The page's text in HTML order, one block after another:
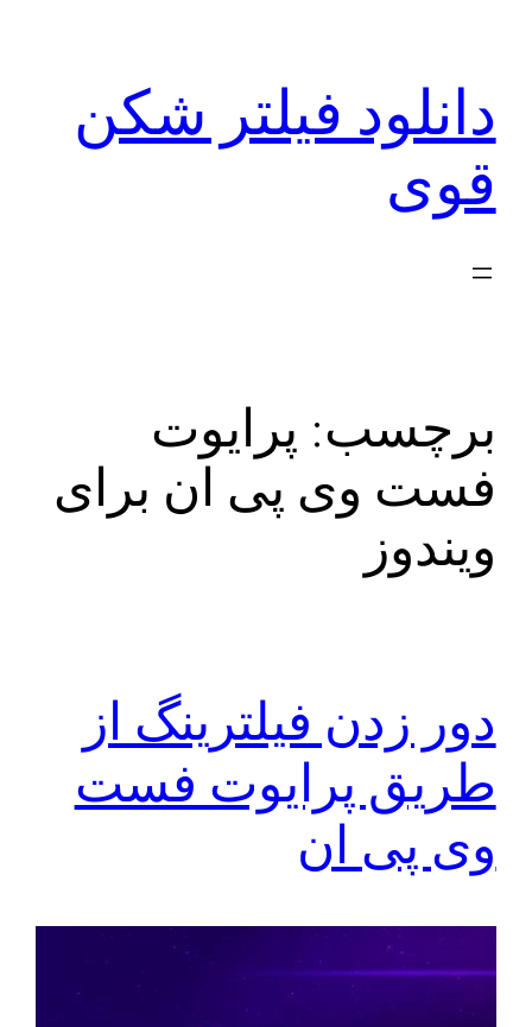
دانلود فیلتر شکن
قوی
برچسب: پرایوت
فست وی پی ان برای
ویندوز
دور زدن فیلترینگ از
طریق پرایوت فست
وی پی ان